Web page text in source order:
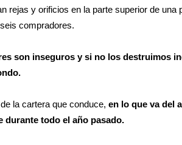
rejas y orificios en la parte superior de
compradores.
son inseguros y si no los destruimos
la cartera que conduce, en lo que va del
durante todo el año pasado.